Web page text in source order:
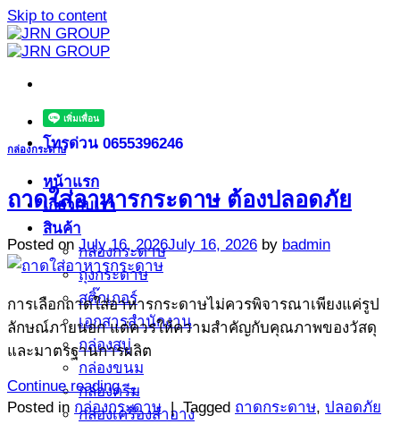
Skip to content
โทรด่วน 0655396246
หน้าแรก
เกี่ยวกับเรา
สินค้า
กล่องกระดาษ
ถุงกระดาษ
สติ๊กเกอร์
เอกสารสำนักงาน
กล่องสบู่
กล่องขนม
กล่องครีม
กล่องเครื่องสำอาง
กล่องกระดาษ
ถาดใส่อาหารกระดาษ ต้องปลอดภัย
Posted on July 16, 2026July 16, 2026 by badmin
การเลือกถาดใส่อาหารกระดาษไม่ควรพิจารณาเพียงแค่รูป
ลักษณ์ภายนอก แต่ควรให้ความสำคัญกับคุณภาพของวัสดุ
และมาตรฐานการผลิต
Continue reading→
Posted in กล่องกระดาษ | Tagged ถาดกระดาษ, ปลอดภัย